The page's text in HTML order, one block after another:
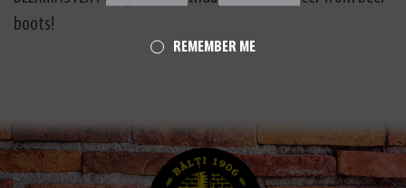
boots!
REMEMBER ME